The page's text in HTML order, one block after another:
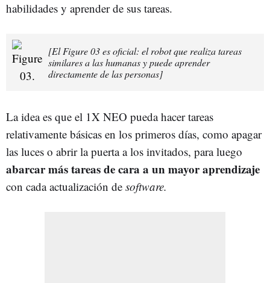
habilidades y aprender de sus tareas.
[El Figure 03 es oficial: el robot que realiza tareas
similares a las humanas y puede aprender
directamente de las personas]
La idea es que el 1X NEO pueda hacer tareas
relativamente básicas en los primeros días, como apagar
las luces o abrir la puerta a los invitados, para luego
abarcar más tareas de cara a un mayor aprendizaje
con cada actualización de software.